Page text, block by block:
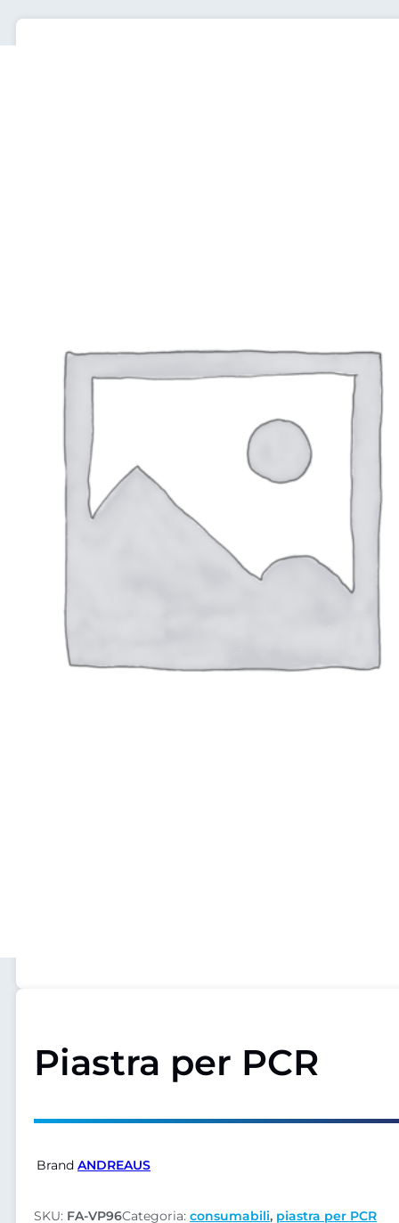
Piastra per PCR
Brand ANDREAUS
SKU: FA-VP96Categoria: consumabili, piastra per PCR